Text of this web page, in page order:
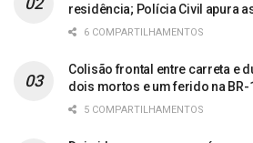
residência; Polícia Civil apura
6 COMPARTILHAMENTOS
Colisão frontal entre carreta e
dois mortos e um ferido na BR-
5 COMPARTILHAMENTOS